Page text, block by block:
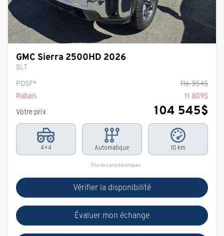
GMC Sierra 2500HD 2026
SLT
PDSF*
116 354$
Rabais
11 809$
Votre prix
104 545$
4×4 Automatique 10 km
Plus de caractéristiques
Vérifier la disponibilité
Évaluer mon échange